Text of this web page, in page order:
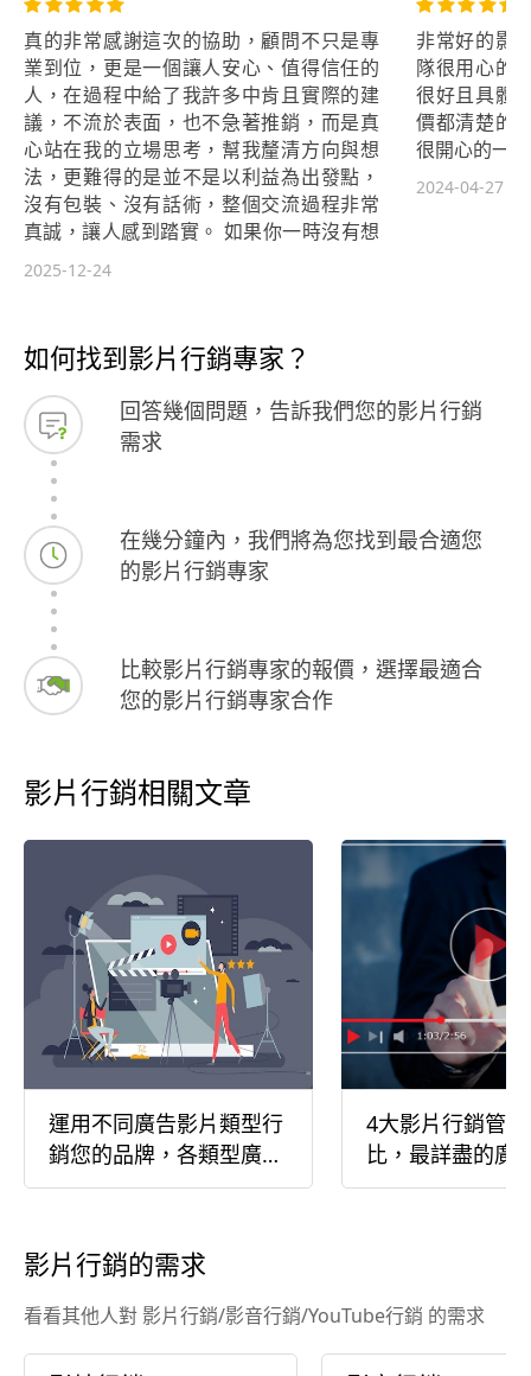
賽經歷 高雄大學聯盟賽-冠軍 富邦人壽
勇士系際冠軍盃-亞軍 浙台青年三人制
籃球邀請賽-冠軍 富邦人壽勇士系際冠
軍盃高屏區-冠軍 UBA大專籃球聯賽一
般男子組-高雄大學
真的非常感謝這次的協助，顧問不只是專
業到位，更是一個讓人安心、值得信任的
人，在過程中給了我許多中肯且實際的建
議，不流於表面，也不急著推銷，而是真
心站在我的立場思考，幫我釐清方向與想
法，更難得的是並不是以利益為出發點，
沒有包裝、沒有話術，整個交流過程非常
真誠，讓人感到踏實。 如果你一時沒有想
法，他會給你寶貴的建議並指引方向。 如
務的人，更像是在關鍵時刻出現的鑰匙，
希望這一點小小的評價，能多少回報他的
用心與專業，也真心推薦給有需要的人。
你再尋找答案嗎？黑與白是不錯的解答！
人生色彩，就在黑與白。
2025-12-24
非常好的影
隊很用心的
很好且具體
價都清楚的
很開心的一
2024-04-27
如何找到影片行銷專家？
回答幾個問題，告訴我們您的影片行銷
需求
在幾分鐘內，我們將為您找到最合適您
的影片行銷專家
比較影片行銷專家的報價，選擇最適合
您的影片行銷專家合作
影片行銷相關文章
運用不同廣告影片類型行
銷您的品牌，各類型廣告
影片介紹
4大影片行銷管
比，最詳盡的廣
路平台大解析
影片行銷的需求
看看其他人對 影片行銷/影音行銷/YouTube行銷 的需求